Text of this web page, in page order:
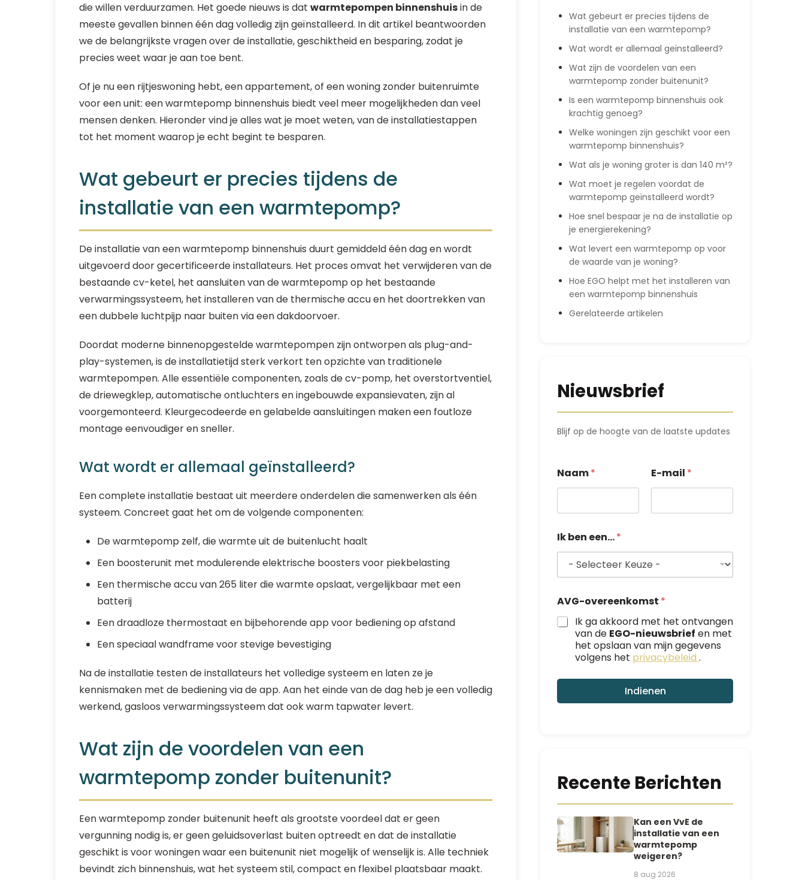
die willen verduurzamen. Het goede nieuws is dat warmtepompen binnenshuisin de
meeste gevallen binnen één dag volledig zijn geïnstalleerd. In dit artikel beantwoorden
we de belangrijkste vragen over de installatie, geschiktheid en besparing, zodat je
precies weet waar je aan toe bent.
Of je nu een rijtjeswoning hebt, een appartement, of een woning zonder buitenruimte
voor een unit: een warmtepomp binnenshuis biedt veel meer mogelijkheden dan veel
mensen denken. Hieronder vind je alles wat je moet weten, van de installatiestappen
tot het moment waarop je echt begint te besparen.
Wat gebeurt er precies tijdens de
installatie van een warmtepomp?
De installatie van een warmtepomp binnenshuis duurt gemiddeld één dag en wordt
uitgevoerd door gecertificeerde installateurs. Het proces omvat het verwijderen van de
bestaande cv-ketel, het aansluiten van de warmtepomp op het bestaande
verwarmingssysteem, het installeren van de thermische accu en het doortrekken van
een dubbele luchtpijp naar buiten via een dakdoorvoer.
Doordat moderne binnenopgestelde warmtepompen zijn ontworpen als plug-and-
play-systemen, is de installatietijd sterk verkort ten opzichte van traditionele
warmtepompen. Alle essentiële componenten, zoals de cv-pomp, het overstortventiel,
de driewegklep, automatische ontluchters en ingebouwde expansievaten, zijn al
voorgemonteerd. Kleurgecodeerde en gelabelde aansluitingen maken een foutloze
montage eenvoudiger en sneller.
Wat wordt er allemaal geïnstalleerd?
Een complete installatie bestaat uit meerdere onderdelen die samenwerken als één
systeem. Concreet gaat het om de volgende componenten:
De warmtepomp zelf, die warmte uit de buitenlucht haalt
Een boosterunit met modulerende elektrische boosters voor piekbelasting
Een thermische accu van 265 liter die warmte opslaat, vergelijkbaar met een
batterij
Een draadloze thermostaat en bijbehorende app voor bediening op afstand
Een speciaal wandframe voor stevige bevestiging
Na de installatie testen de installateurs het volledige systeem en laten ze je
kennismaken met de bediening via de app. Aan het einde van de dag heb je een volledig
werkend, gasloos verwarmingssysteem dat ook warm tapwater levert.
Wat zijn de voordelen van een
warmtepomp zonder buitenunit?
Een warmtepomp zonder buitenunit heeft als grootste voordeel dat er geen
vergunning nodig is, er geen geluidsoverlast buiten optreedt en dat de installatie
geschikt is voor woningen waar een buitenunit niet mogelijk of wenselijk is. Alle techniek
bevindt zich binnenshuis, wat het systeem stil, compact en flexibel plaatsbaar maakt.
Wat gebeurt er precies tijdens de
installatie van een warmtepomp?
Wat wordt er allemaal geïnstalleerd?
Wat zijn de voordelen van een
warmtepomp zonder buitenunit?
Is een warmtepomp binnenshuis ook
krachtig genoeg?
Welke woningen zijn geschikt voor een
warmtepomp binnenshuis?
Wat als je woning groter is dan 140 m²?
Wat moet je regelen voordat de
warmtepomp geïnstalleerd wordt?
Hoe snel bespaar je na de installatie op
je energierekening?
Wat levert een warmtepomp op voor
de waarde van je woning?
Hoe EGO helpt met het installeren van
een warmtepomp binnenshuis
Gerelateerde artikelen
Nieuwsbrief
Blijf op de hoogte van de laatste updates
*
e
e
.
.
Naam* E-mail *
Ik ben een...*
AVG-overeenkomst *
Ik ga akkoord met het ontvangen
van de EGO-nieuwsbrief en met
het opslaan van mijn gegevens
volgens het privacybeleid .
Indienen
Recente Berichten
Kan een VvE de
installatie van een
warmtepomp
weigeren?
8 aug 2026